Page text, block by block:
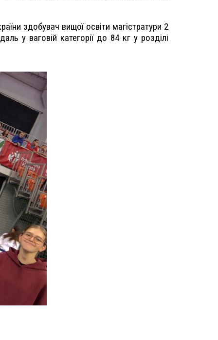
здобувач вищої освіти магістратури 2
у ваговій категорії до 84 кг у розділі